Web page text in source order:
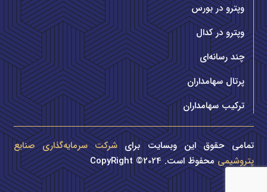
وپترو در بورس
وپترو در کدال
چند رسانه‌ای
پرتال سهامداران
ترکیب سهامداران
تمامی حقوق این وبسایت برای شرکت سرمایه‌گذاری صنایع
پتروشیمیمحفوظ است. CopyRight ©2024